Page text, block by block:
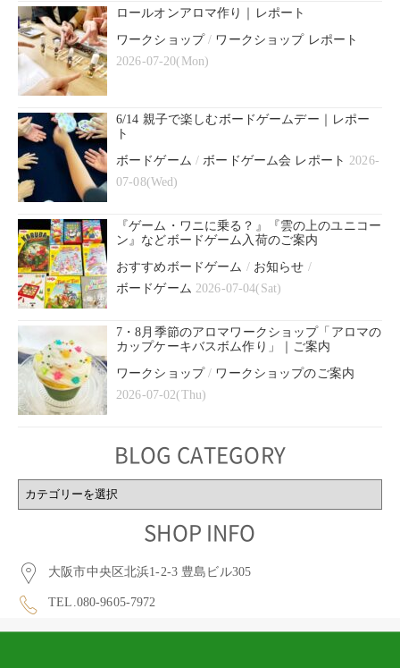
ロールオンアロマ作り｜レポート
ワークショップ/ ワークショップ レポート
2026-07-20(Mon)
6/14 親子で楽しむボードゲームデー｜レポー
ト
ボードゲーム / ボードゲーム会 レポート 2026-
07-08(Wed)
『ゲーム・ワニに乗る？』『雲の上のユニコー
ン』などボードゲーム入荷のご案内
おすすめボードゲーム / お知らせ /
ボードゲーム 2026-07-04(Sat)
7・8月季節のアロマワークショップ「アロマの
カップケーキバスボム作り」｜ご案内
ワークショップ/ ワークショップのご案内
2026-07-02(Thu)
BLOG CATEGORY
BLOG
CATEGORY
SHOP INFO
大阪市中央区北浜1-2-3 豊島ビル305
TEL.080-9605-7972